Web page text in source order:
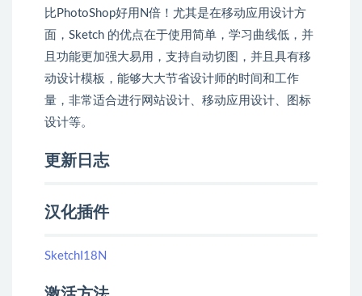
比PhotoShop好用N倍！尤其是在移动应用设计方
面，Sketch 的优点在于使用简单，学习曲线低，并
且功能更加强大易用，支持自动切图，并且具有移
动设计模板，能够大大节省设计师的时间和工作
量，非常适合进行网站设计、移动应用设计、图标
设计等。
更新日志
汉化插件
SketchI18N